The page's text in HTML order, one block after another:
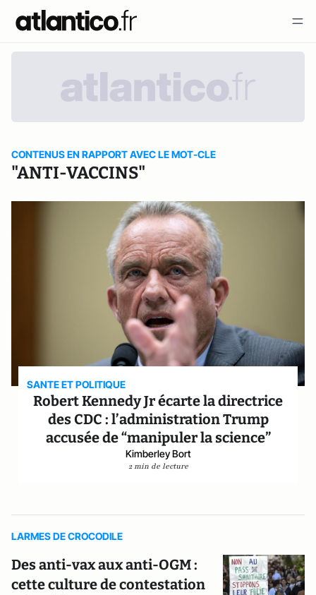
CONTENUS EN RAPPORT AVEC LE MOT-CLE
"ANTI-VACCINS"
SANTE ET POLITIQUE
Robert Kennedy Jr écarte la directrice
des CDC : l’administration Trump
accusée de “manipuler la science”
Kimberley Bort
2 min de lecture
LARMES DE CROCODILE
Des anti-vax aux anti-OGM :
cette culture de contestation